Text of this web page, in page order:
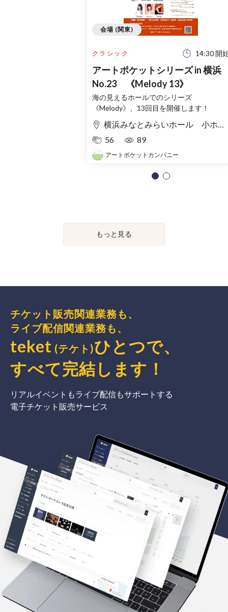
クラシック 14:30 開
アートポケットシリーズ in 横浜
No.23 《Melody 13》
海の見えるホールでのシリーズ
《Melody》、13回目を開催します！
横浜みなとみらいホール 小ホール
56
89
アートポケットカンパニー
会場 (関東)
もっと見る
チケット販売関連業務も、
ライブ配信関連業務も、
teket (テケト)ひとつで、
すべて完結 します ！
リアルイベントもライブ配信もサポートする
電子チケット販売サービス